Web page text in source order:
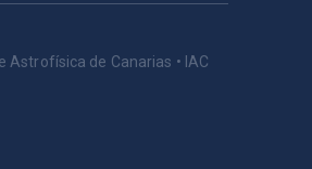
Astrofísica de Canarias • IAC